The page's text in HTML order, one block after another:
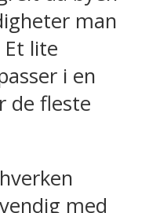
man
lite
i en
de fleste
med